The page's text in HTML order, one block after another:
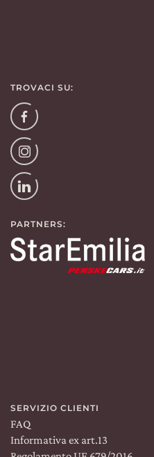
TROVACI SU:
Facebook
Instagram
Linkedin
PARTNERS:
SERVIZIO CLIENTI
FAQ
Informativa ex art.13